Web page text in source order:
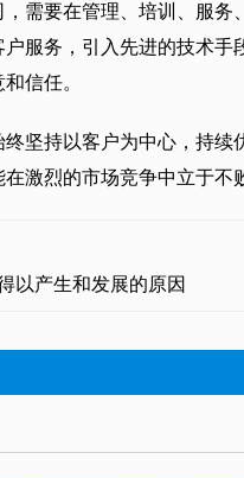
需要在管理、培训、服
服务，引入先进的技术
信任。
坚持以客户为中心，持
激烈的市场竞争中立于不
以产生和发展的原因